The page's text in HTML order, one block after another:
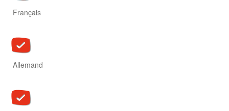
Français
Allemand